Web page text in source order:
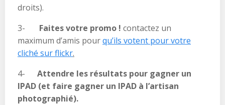
droits).
3- Faites votre promo ! contactez un
maximum d’amis pourqu’ils votent pour votre
cliché sur flickr.
4- Attendre les résultats pour gagner un
IPAD (et faire gagner un IPAD à l’artisan
photographié).